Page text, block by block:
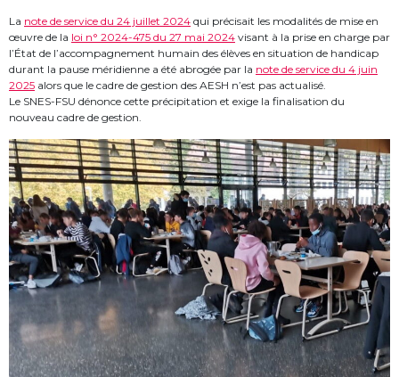
La note de service du 24 juillet 2024 qui précisait les modalités de mise en
œuvre de la loi n° 2024-475 du 27 mai 2024 visant à la prise en charge par
l’État de l’accompagnement humain des élèves en situation de handicap
durant la pause méridienne a été abrogée par la note de service du 4 juin
2025 alors que le cadre de gestion des AESH n’est pas actualisé.
Le SNES-FSU dénonce cette précipitation et exige la finalisation du
nouveau cadre de gestion.